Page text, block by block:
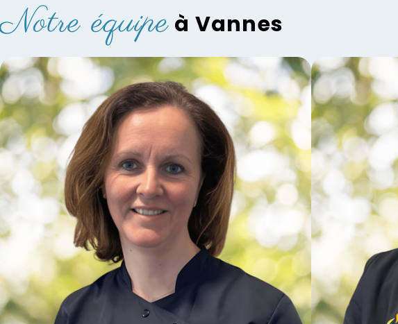
Notre équipe à Vannes